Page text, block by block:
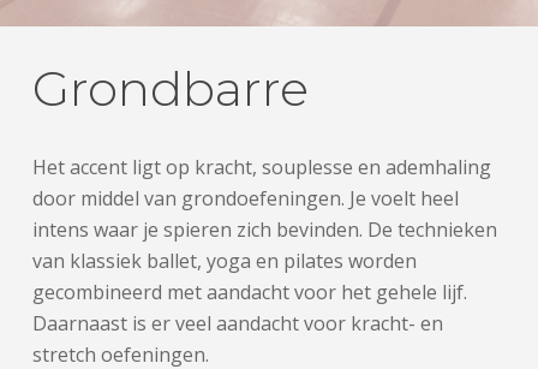
Grondbarre
Het accent ligt op kracht, souplesse en ademhaling
door middel van grondoefeningen. Je voelt heel
intens waar je spieren zich bevinden. De technieken
van klassiek ballet, yoga en pilates worden
gecombineerd met aandacht voor het gehele lijf.
Daarnaast is er veel aandacht voor kracht- en
stretch oefeningen.